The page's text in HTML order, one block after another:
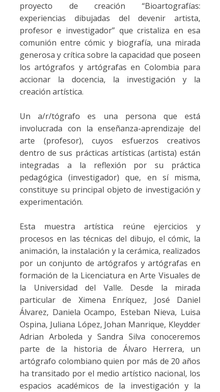
proyecto de creación “Bioartografías:
experiencias dibujadas del devenir artista,
profesor e investigador” que cristaliza en esa
comunión entre cómic y biografía, una mirada
generosa y crítica sobre la capacidad que poseen
los artógrafos y artógrafas en Colombia para
accionar la docencia, la investigación y la
creación artística.
Un a/r/tógrafo es una persona que está
involucrada con la enseñanza-aprendizaje del
arte (profesor), cuyos esfuerzos creativos
dentro de sus prácticas artísticas (artista) están
integradas a la reflexión por su práctica
pedagógica (investigador) que, en sí misma,
constituye su principal objeto de investigación y
experimentación.
Esta muestra artística reúne ejercicios y
procesos en las técnicas del dibujo, el cómic, la
animación, la instalación y la cerámica, realizados
por un conjunto de artógrafos y artógrafas en
formación de la Licenciatura en Arte Visuales de
la Universidad del Valle. Desde la mirada
particular de Ximena Enríquez, José Daniel
Álvarez, Daniela Ocampo, Esteban Nieva, Luisa
Ospina, Juliana López, Johan Manrique, Kleydder
Adrian Arboleda y Sandra Silva conoceremos
parte de la historia de Álvaro Herrera, un
artógrafo colombiano quien por más de 20 años
ha transitado por el medio artístico nacional, los
espacios académicos de la investigación y la